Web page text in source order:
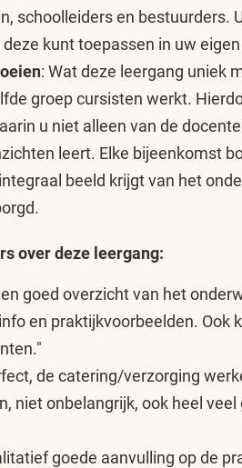
schoolleiders en bestuurders.
kunt toepassen in uw
: Wat deze leergang uniek
groep cursisten werkt.
u niet alleen van de
leert. Elke bijeenkomst
beeld krijgt van het
over deze leergang:
goed overzicht van het
en praktijkvoorbeelden. Ook
de catering/verzorging
niet onbelangrijk, ook heel
goede aanvulling op de